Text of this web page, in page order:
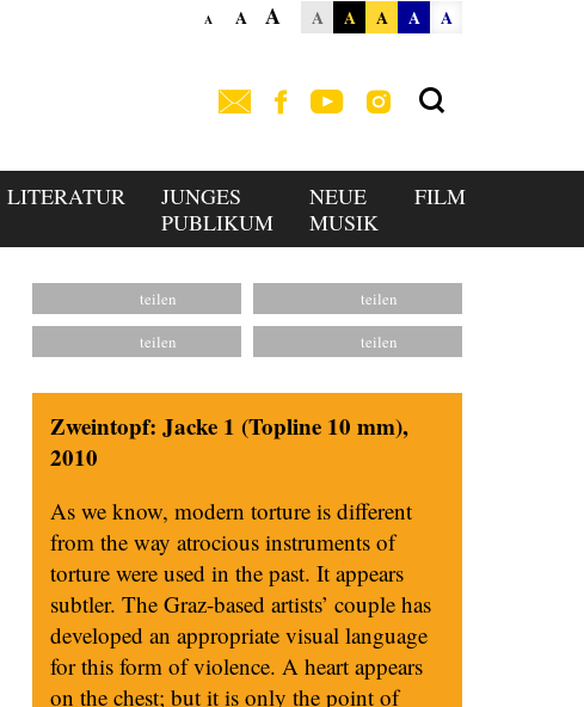
A A A A A A A A
LITERATUR
JUNGES
PUBLIKUM
NEUE
MUSIK
FILM
Zweintopf: Jacke 1 (Topline 10 mm),
2010
As we know, modern torture is different
from the way atrocious instruments of
torture were used in the past. It appears
subtler. The Graz-based artists’ couple has
developed an appropriate visual language
for this form of violence. A heart appears
on the chest; but it is only the point of